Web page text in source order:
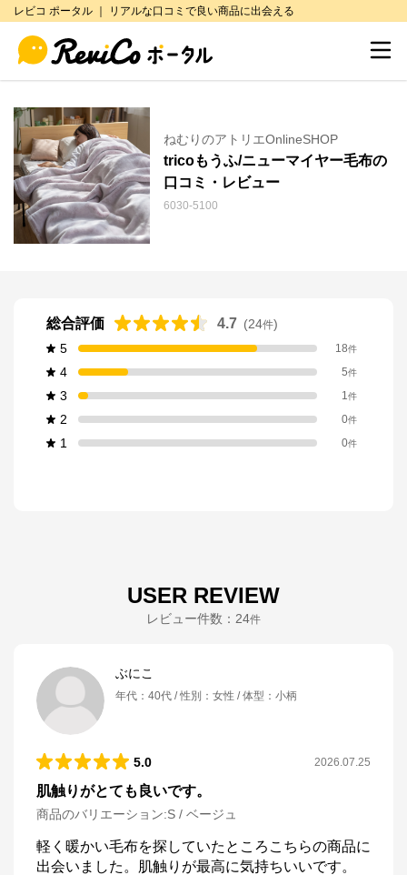
レビコ ポータル ｜ リアルな口コミで良い商品に出会える
ねむりのアトリエOnlineSHOP
tricoもうふ/ニューマイヤー毛布の
口コミ・レビュー
6030-5100
総合評価 4.7 (24件)
5
18件
4 5件
3 1件
2 0件
1 0件
USER REVIEW
レビュー件数： 24件
ぶにこ
年代 ： 40代 性別 ： 女性 体型 ： 小柄
5.0 2026.07.25
肌触りがとても良いです。
商品のバリエーション:S / ベージュ
軽く暖かい毛布を探していたところこちらの商品に
出会いました。肌触りが最高に気持ちいいです。